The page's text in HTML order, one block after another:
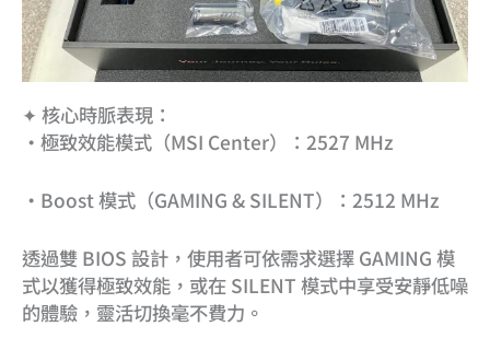
✦ 核心時脈表現：
•極致效能模式（MSI Center）：2527 MHz
•Boost 模式（GAMING & SILENT）：2512 MHz
透過雙 BIOS 設計，使用者可依需求選擇 GAMING 模
式以獲得極致效能，或在 SILENT 模式中享受安靜低噪
的體驗，靈活切換毫不費力。